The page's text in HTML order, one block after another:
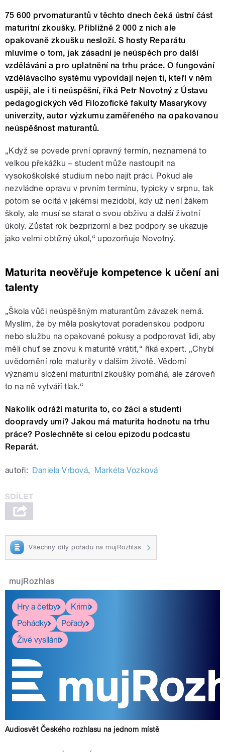
75 600 prvomaturantů v těchto dnech čeká ústní část
maturitní zkoušky. Přibližně 2 000 z nich ale
opakovaně zkoušku nesloží. S hosty Reparátu
mluvíme o tom, jak zásadní je neúspěch pro další
vzdělávání a pro uplatnění na trhu práce. O fungování
vzdělávacího systému vypovídají nejen ti, kteří v něm
uspějí, ale i ti neúspěšní, říká Petr Novotný z Ústavu
pedagogických věd Filozofické fakulty Masarykovy
univerzity, autor výzkumu zaměřeného na opakovanou
neúspěšnost maturantů.
„Když se povede první opravný termín, neznamená to
velkou překážku – student může nastoupit na
vysokoškolské studium nebo najít práci. Pokud ale
nezvládne opravu v prvním termínu, typicky v srpnu, tak
potom se ocitá v jakémsi mezidobí, kdy už není žákem
školy, ale musí se starat o svou obživu a další životní
úkoly. Zůstat rok bezprizorní a bez podpory se ukazuje
jako velmi obtížný úkol,“ upozorňuje Novotný.
Maturita neověřuje kompetence k učení ani
talenty
„Škola vůči neúspěšným maturantům závazek nemá.
Myslím, že by měla poskytovat poradenskou podporu
nebo službu na opakované pokusy a podporovat lidi, aby
měli chuť se znovu k maturitě vrátit,“ říká expert. „Chybí
uvědomění role maturity v dalším životě. Vědomí
významu složení maturitní zkoušky pomáhá, ale zároveň
to na ně vytváří tlak.“
Nakolik odráží maturita to, co žáci a studenti
doopravdy umí? Jakou má maturita hodnotu na trhu
práce? Poslechněte si celou epizodu podcastu
Reparát.
autoři: Daniela Vrbová, Markéta Vozková
Všechny díly pořadu na mujRozhlas
mujRozhlas
Hry a četby
Krimi
Pohádky
Pořady
Živé vysílání
Audiosvět Českého rozhlasu na jednom místě